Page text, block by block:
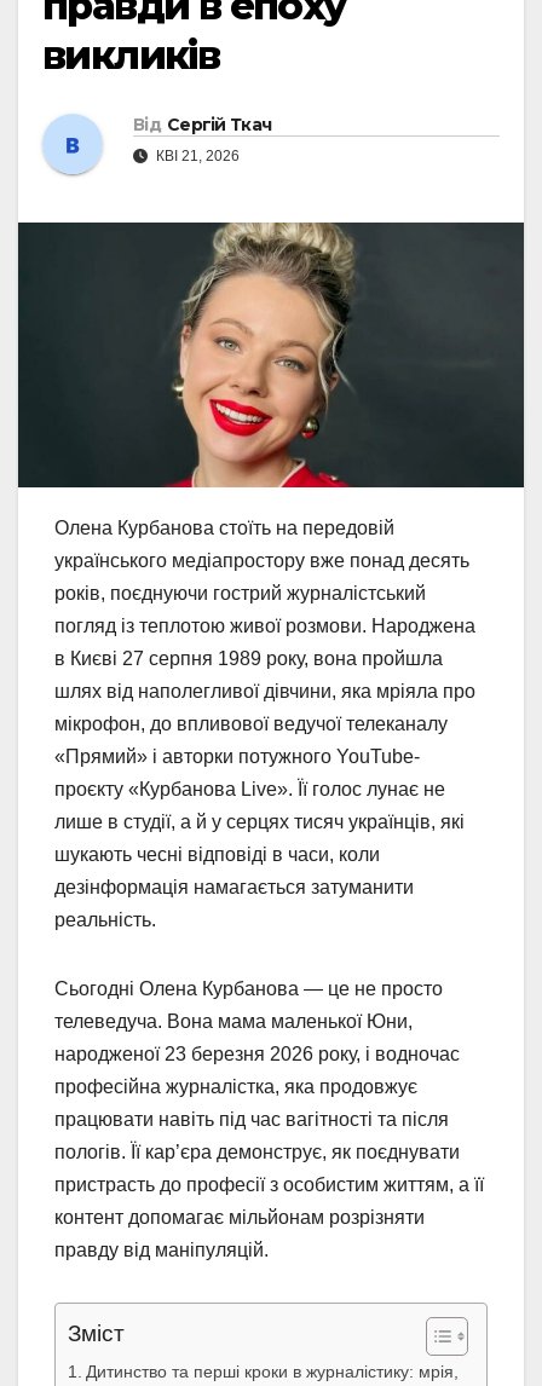
викликів
Від Сергій Ткач
КВІ 21, 2026
Олена Курбанова стоїть на передовій
українського медіапростору вже понад десять
років, поєднуючи гострий журналістський
погляд із теплотою живої розмови. Народжена
в Києві 27 серпня 1989 року, вона пройшла
шлях від наполегливої дівчини, яка мріяла про
мікрофон, до впливової ведучої телеканалу
«Прямий» і авторки потужного YouTube-
проєкту «Курбанова Live». Її голос лунає не
лише в студії, а й у серцях тисяч українців, які
шукають чесні відповіді в часи, коли
дезінформація намагається затуманити
реальність.
Сьогодні Олена Курбанова — це не просто
телеведуча. Вона мама маленької Юни,
народженої 23 березня 2026 року, і водночас
професійна журналістка, яка продовжує
працювати навіть під час вагітності та після
пологів. Її кар’єра демонструє, як поєднувати
пристрасть до професії з особистим життям, а її
контент допомагає мільйонам розрізняти
правду від маніпуляцій.
Зміст
Дитинство та перші кроки в журналістику: мрія,